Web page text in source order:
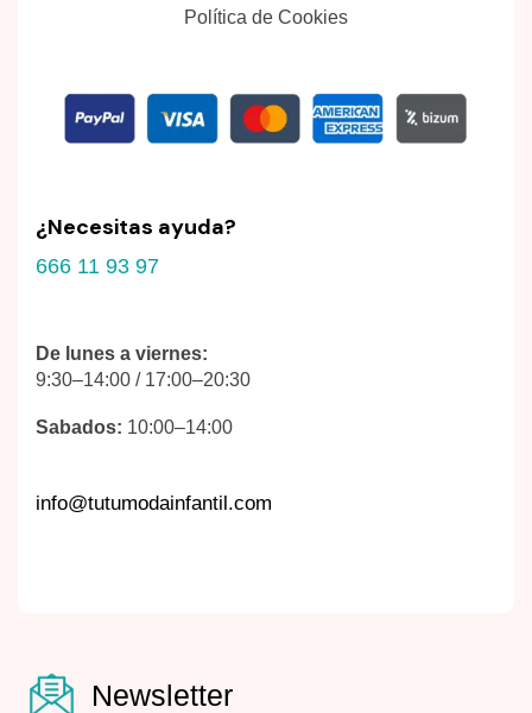
Política de Cookies
¿Necesitas ayuda?
666 11 93 97
De lunes a viernes:
9:30–14:00 / 17:00–20:30
Sabados: 10:00–14:00
info@tutumodainfantil.com
Newsletter